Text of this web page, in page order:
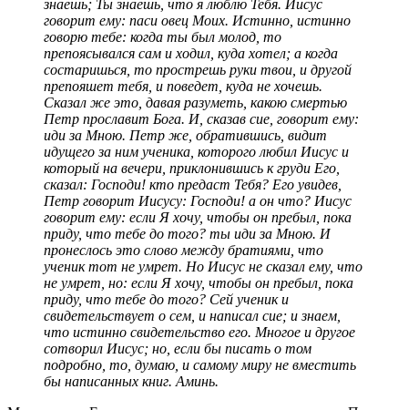
знаешь; Ты знаешь, что я люблю Тебя. Иисус
говорит ему: паси овец Моих. Истинно, истинно
говорю тебе: когда ты был молод, то
препоясывался сам и ходил, куда хотел; а когда
состаришься, то прострешь руки твои, и другой
препояшет тебя, и поведет, куда не хочешь.
Сказал же это, давая разуметь, какою смертью
Петр прославит Бога. И, сказав сие, говорит ему:
иди за Мною. Петр же, обратившись, видит
идущего за ним ученика, которого любил Иисус и
который на вечери, приклонившись к груди Его,
сказал: Господи! кто предаст Тебя? Его увидев,
Петр говорит Иисусу: Господи! а он что? Иисус
говорит ему: если Я хочу, чтобы он пребыл, пока
приду, что тебе до того? ты иди за Мною. И
пронеслось это слово между братиями, что
ученик тот не умрет. Но Иисус не сказал ему, что
не умрет, но: если Я хочу, чтобы он пребыл, пока
приду, что тебе до того? Сей ученик и
свидетельствует о сем, и написал сие; и знаем,
что истинно свидетельство его. Многое и другое
сотворил Иисус; но, если бы писать о том
подробно, то, думаю, и самому миру не вместить
бы написанных книг. Аминь.